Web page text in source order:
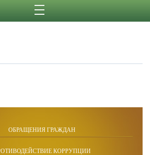
ОБРАЩЕНИЯ ГРАЖДАН
КОРРУПЦИИ